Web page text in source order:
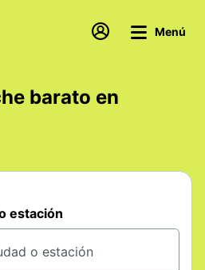
Menú
barato en
estación